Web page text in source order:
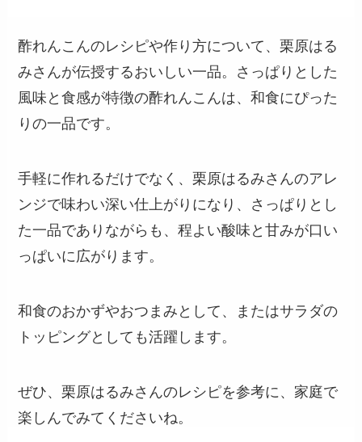
酢れんこんのレシピや作り方について、栗原はる
みさんが伝授するおいしい一品。さっぱりとした
風味と食感が特徴の酢れんこんは、和食にぴった
りの一品です。
手軽に作れるだけでなく、栗原はるみさんのアレ
ンジで味わい深い仕上がりになり、さっぱりとし
た一品でありながらも、程よい酸味と甘みが口い
っぱいに広がります。
和食のおかずやおつまみとして、またはサラダの
トッピングとしても活躍します。
ぜひ、栗原はるみさんのレシピを参考に、家庭で
楽しんでみてくださいね。